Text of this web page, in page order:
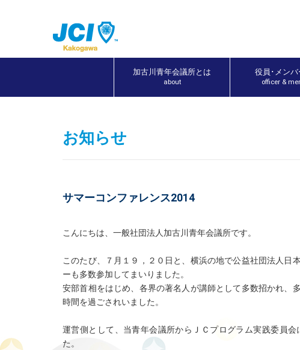
加古川青年会議所とは
about
役員･メンバ
officer &
お知らせ
サマーコンファレンス2014
こんにちは、一般社団法人加古川青年会議所です。
このたび、７月１９，２０日と、横浜の地で公益社団法人
ーも多数参加してまいりました。
安部首相をはじめ、各界の著名人が講師として多数招かれ、
時間を過ごされいました。
運営側として、当青年会議所からＪＣプログラム実践委員
た。